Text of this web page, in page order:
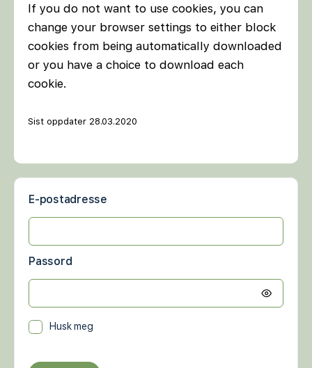
If you do not want to use cookies, you can
change your browser settings to either block
cookies from being automatically downloaded
or you have a choice to download each
cookie.
Sist oppdater 28.03.2020
E-postadresse
Passord
Husk meg